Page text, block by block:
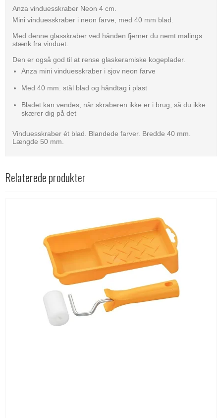
Anza vinduesskraber Neon 4 cm.
Mini vinduesskraber i neon farve, med 40 mm blad.
Med denne glasskraber ved hånden fjerner du nemt malings
stænk fra vinduet.
Den er også god til at rense glaskeramiske kogeplader.
Anza mini vinduesskraber i sjov neon farve
Med 40 mm. stål blad og håndtag i plast
Bladet kan vendes, når skraberen ikke er i brug, så du ikke
skærer dig på det
Vinduesskraber ét blad. Blandede farver. Bredde 40 mm.
Længde 50 mm.
Relaterede produkter